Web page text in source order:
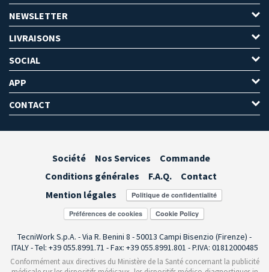
NEWSLETTER
LIVRAISONS
SOCIAL
APP
CONTACT
Société Nos Services
Commande
Conditions générales
F.A.Q.
Contact
Mention légales
Préférences de cookies
TecniWork S.p.A. - Via R. Benini 8 - 50013 Campi Bisenzio (Firenze) -
ITALY - Tel: +39 055.8991.71 - Fax: +39 055.8991.801 - P.IVA: 01812000485
Conformément aux directives du Ministère de la Santé concernant la publicité